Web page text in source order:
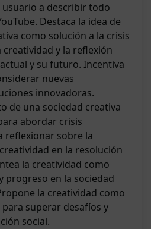
a describir todo
Destaca la idea de
como solución a la crisis
creatividad y la reflexión
y su futuro. Incentiva
nuevas
innovadoras.
de una sociedad creativa
abordar crisis
reflexionar sobre la
en la resolución
la creatividad como
progreso en la sociedad
la creatividad como
superar desafíos y
social.